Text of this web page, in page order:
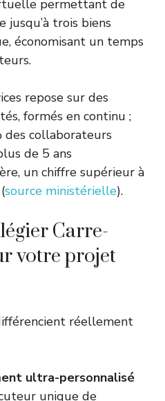
permettant de
jusqu’à trois biens
économisant un temps
repose sur des
formés en continu ;
des collaborateurs
de 5 ans
un chiffre supérieur à
source ministérielle).
Carre-
votre projet
réellement
ultra-personnalisé
unique de